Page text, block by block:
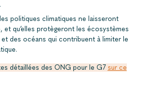
politiques climatiques ne laisseront
qu’elles protègeront les écosystèmes
des océans qui contribuent à limiter le
détaillées des ONG pour le G7 sur ce